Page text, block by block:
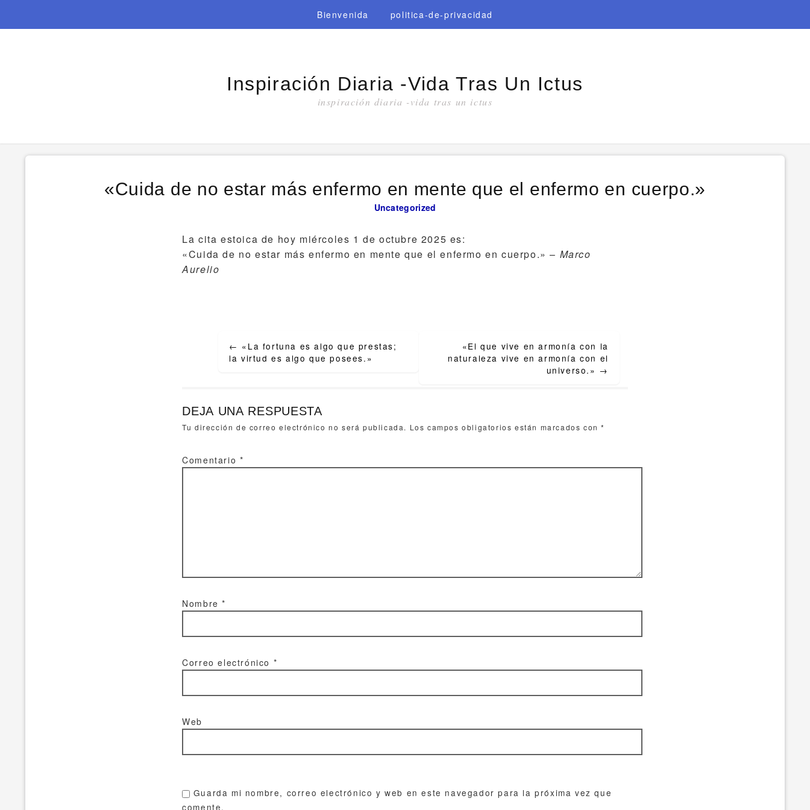
Bienvenida politica-de-privacidad
Inspiración Diaria -vida Tras Un Ictus
inspiración diaria -vida tras un ictus
«Cuida de no estar más enfermo en mente que el enfermo en cuerpo.»
Uncategorized
La cita estoica de hoy miércoles 1 de octubre 2025 es:
«Cuida de no estar más enfermo en mente que el enfermo en cuerpo.» – Marco
Aurelio
navigation
← «La fortuna es algo que prestas;
la virtud es algo que posees.»
«El que vive en armonía con la
naturaleza vive en armonía con el
universo.» →
DEJA UNA RESPUESTA
Tu dirección de correo electrónico no será publicada. Los campos obligatorios están marcados con*
Comentario *
Nombre*
Correo electrónico *
Web
Guarda mi nombre, correo electrónico y web en este navegador para la próxima vez que
comente.